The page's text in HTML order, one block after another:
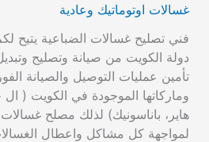
غسالات اوتوماتيك وعادية
فني تصليح غسالات الضباعية يتيح
دولة الكويت من صيانة وتصليح
تأمين عمليات التوصيل والصيانة
وماركاتها الموجودة في الكويت (
هاير، باناسونيك) لذلك مصلح
لمواجهة كل مشاكل واعطال